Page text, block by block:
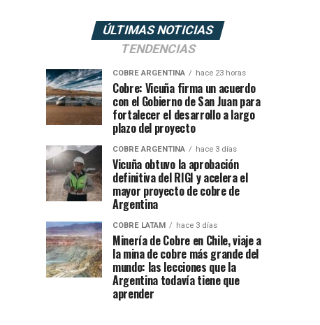
ÚLTIMAS NOTICIAS
TENDENCIAS
COBRE ARGENTINA hace 23 horas
Cobre: Vicuña firma un acuerdo
con el Gobierno de San Juan para
fortalecer el desarrollo a largo
plazo del proyecto
COBRE ARGENTINA hace 3 días
Vicuña obtuvo la aprobación
definitiva del RIGI y acelera el
mayor proyecto de cobre de
Argentina
COBRE LATAM hace 3 días
Minería de Cobre en Chile, viaje a
la mina de cobre más grande del
mundo: las lecciones que la
Argentina todavía tiene que
aprender